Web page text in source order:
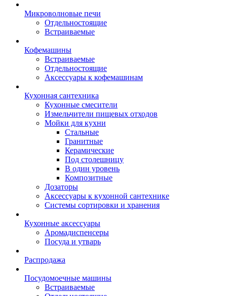
Микроволновые печи
Отдельностоящие
Встраиваемые
Кофемашины
Встраиваемые
Отдельностоящие
Аксессуары к кофемашинам
Кухонная сантехника
Кухонные смесители
Измельчители пищевых отходов
Мойки для кухни
Стальные
Гранитные
Керамические
Под столешницу
В один уровень
Композитные
Дозаторы
Аксессуары к кухонной сантехнике
Системы сортировки и хранения
Кухонные аксессуары
Аромадиспенсеры
Посуда и утварь
Распродажа
Посудомоечные машины
Встраиваемые